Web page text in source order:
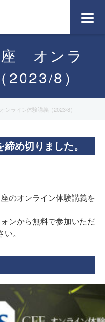
オンラ
2023/8）
ライン体験講義（2023/8）
め切りました。
のオンライン体験講義を
ンから無料で参加いただ
。